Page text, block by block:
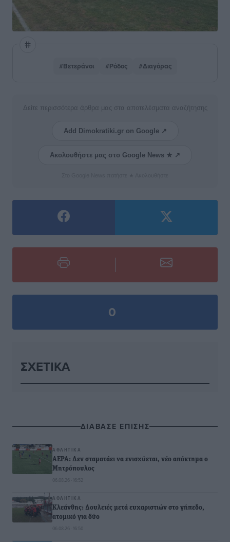
#Βετεράνοι #Ρόδος #Διαγόρας
Δείτε περισσότερα άρθρα μας στα αποτελέσματα αναζήτησης
Add Dimokratiki.gr on Google ↗
Ακολουθήστε μας στο Google News ★ ↗
0
ΣΧΕΤΙΚΆ
ΔΙΑΒΑΣΕ ΕΠΙΣΗΣ
ΑΘΛΗΤΙΚΆ
ΑΕΡΑ: Δεν σταματάει να ενισχύεται, νέο απόκτημα ο
Μητρόπουλος
06.08.26 · 16:52
ΑΘΛΗΤΙΚΆ
Κλεάνθης: Δουλειές μετά ευχαριστιών στο γήπεδο,
ατομικό για δύο
06.08.26 · 16:50